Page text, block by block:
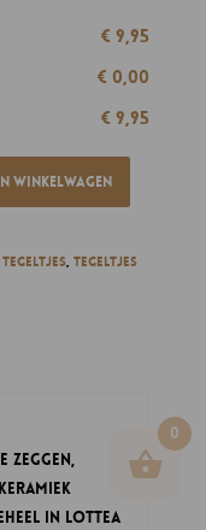
€ 9,95
€ 0,00
€ 9,95
winkelwagen
tegeltjes,Tegeltjes
zeggen,
in Lottea
0